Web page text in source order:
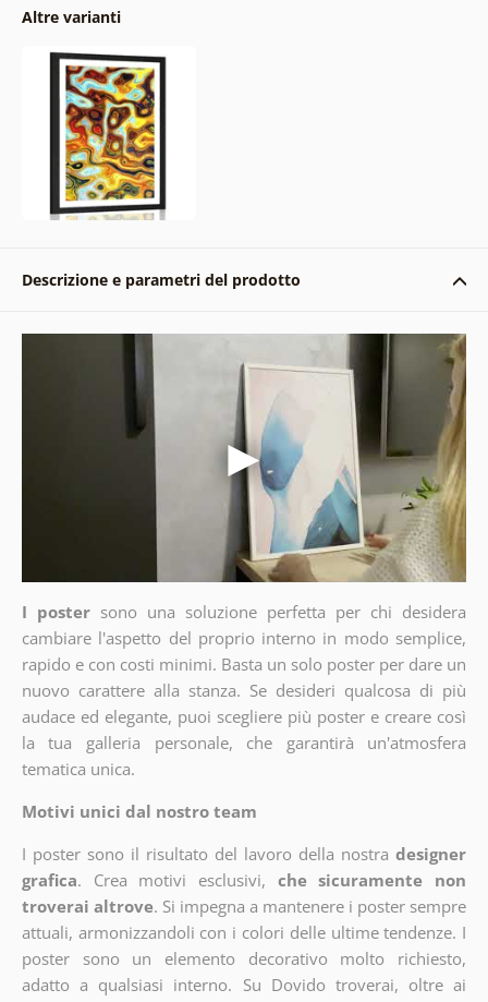
Altre varianti
Descrizione e parametri del prodotto
I poster sono una soluzione perfetta per chi desidera
cambiare l'aspetto del proprio interno in modo semplice,
rapido e con costi minimi. Basta un solo poster per dare un
nuovo carattere alla stanza. Se desideri qualcosa di più
audace ed elegante, puoi scegliere più poster e creare così
la tua galleria personale, che garantirà un'atmosfera
tematica unica.
Motivi unici dal nostro team
I poster sono il risultato del lavoro della nostra designer
grafica. Crea motivi esclusivi, che sicuramente non
troverai altrove. Si impegna a mantenere i poster sempre
attuali, armonizzandoli con i colori delle ultime tendenze. I
poster sono un elemento decorativo molto richiesto,
adatto a qualsiasi interno. Su Dovido troverai, oltre ai